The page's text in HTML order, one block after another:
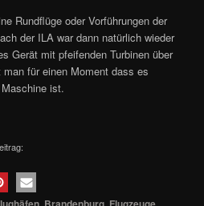
Rundflüge oder Vorführungen der
der ILA war dann natürlich wieder
Gerät mit pfeifenden Turbinen über
für einen Moment dass es
ist.
, , ,